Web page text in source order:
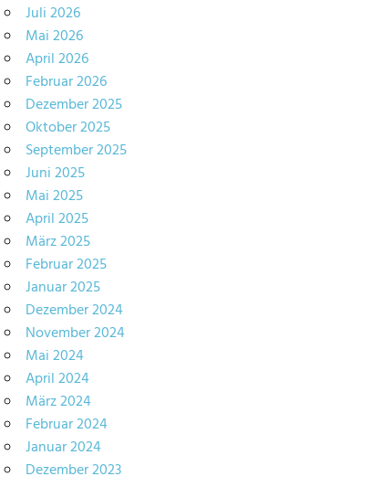
Juli 2026
Mai 2026
April 2026
Februar 2026
Dezember 2025
Oktober 2025
September 2025
Juni 2025
Mai 2025
April 2025
März 2025
Februar 2025
Januar 2025
Dezember 2024
November 2024
Mai 2024
April 2024
März 2024
Februar 2024
Januar 2024
Dezember 2023